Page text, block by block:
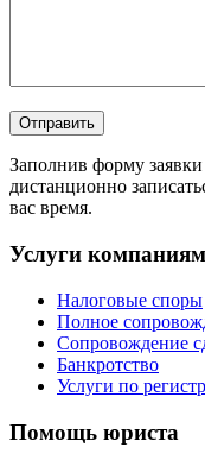
Заполнив форму
дистанционно
вас время.
Услуги компаниям
Налоговые споры
Полное
Сопровождение
Банкротство
Услуги по
Помощь юриста